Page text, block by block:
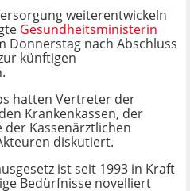
weiterentwickeln
Gesundheitsministerin
Donnerstag nach Abschluss
künftigen
hatten Vertreter der
Krankenkassen, der
Kassenärztlichen
diskutiert.
ist seit 1993 in Kraft
Bedürfnisse novelliert